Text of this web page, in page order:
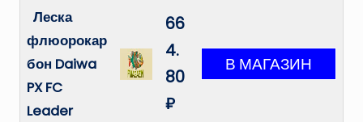
Леска
флюорокар
бон Daiwa
PX FC
Leader
66
4.
80
₽